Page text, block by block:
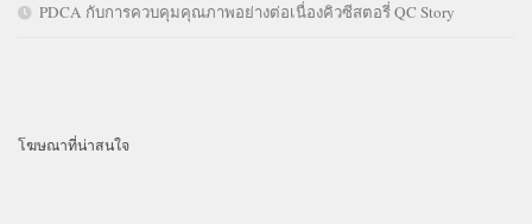
PDCA กับการควบคุมคุณภาพอย่างต่อเนื่องคิวซีสตอรี่ QC Story
โฆษณาที่น่าสนใจ